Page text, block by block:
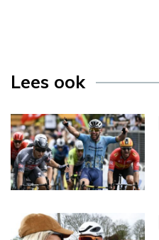
Lees ook